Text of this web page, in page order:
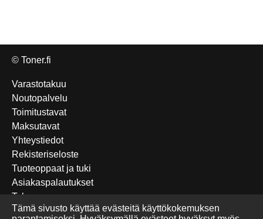
© Toner.fi
Varastotakuu
Noutopalvelu
Toimitustavat
Maksutavat
Yhteystiedot
Rekisteriseloste
Tuoteoppaat ja tuki
Asiakaspalautukset
Takuu
Edulliset Katun-tuotteet
Tämä sivusto käyttää evästeitä käyttökokemuksen